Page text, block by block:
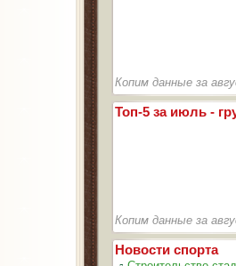
Копим данные за
Топ-5 за июль -
Копим данные за
Новости спорта